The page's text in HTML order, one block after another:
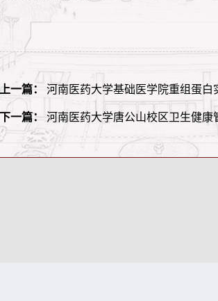
上一篇： 河南医药大学基础医学院重组蛋白
下一篇： 河南医药大学唐公山校区卫生健康